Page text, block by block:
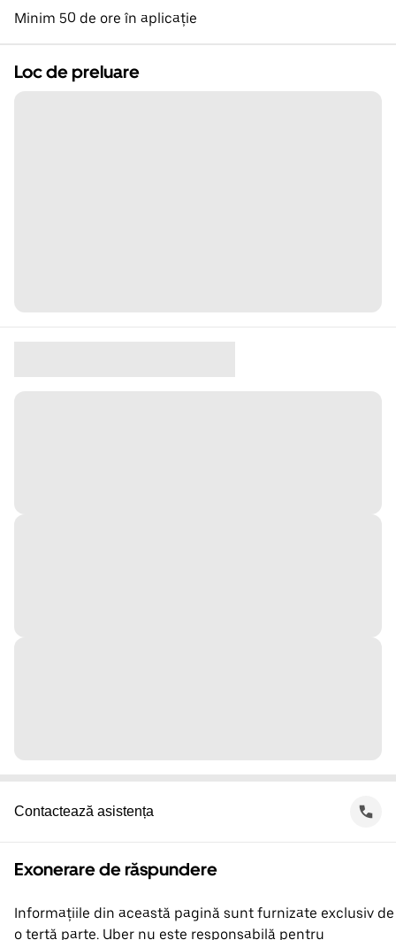
Minim 50 de ore în aplicație
Loc de preluare
Contactează asistența
Exonerare de răspundere
Informațiile din această pagină sunt furnizate exclusiv de
o terță parte. Uber nu este responsabilă pentru